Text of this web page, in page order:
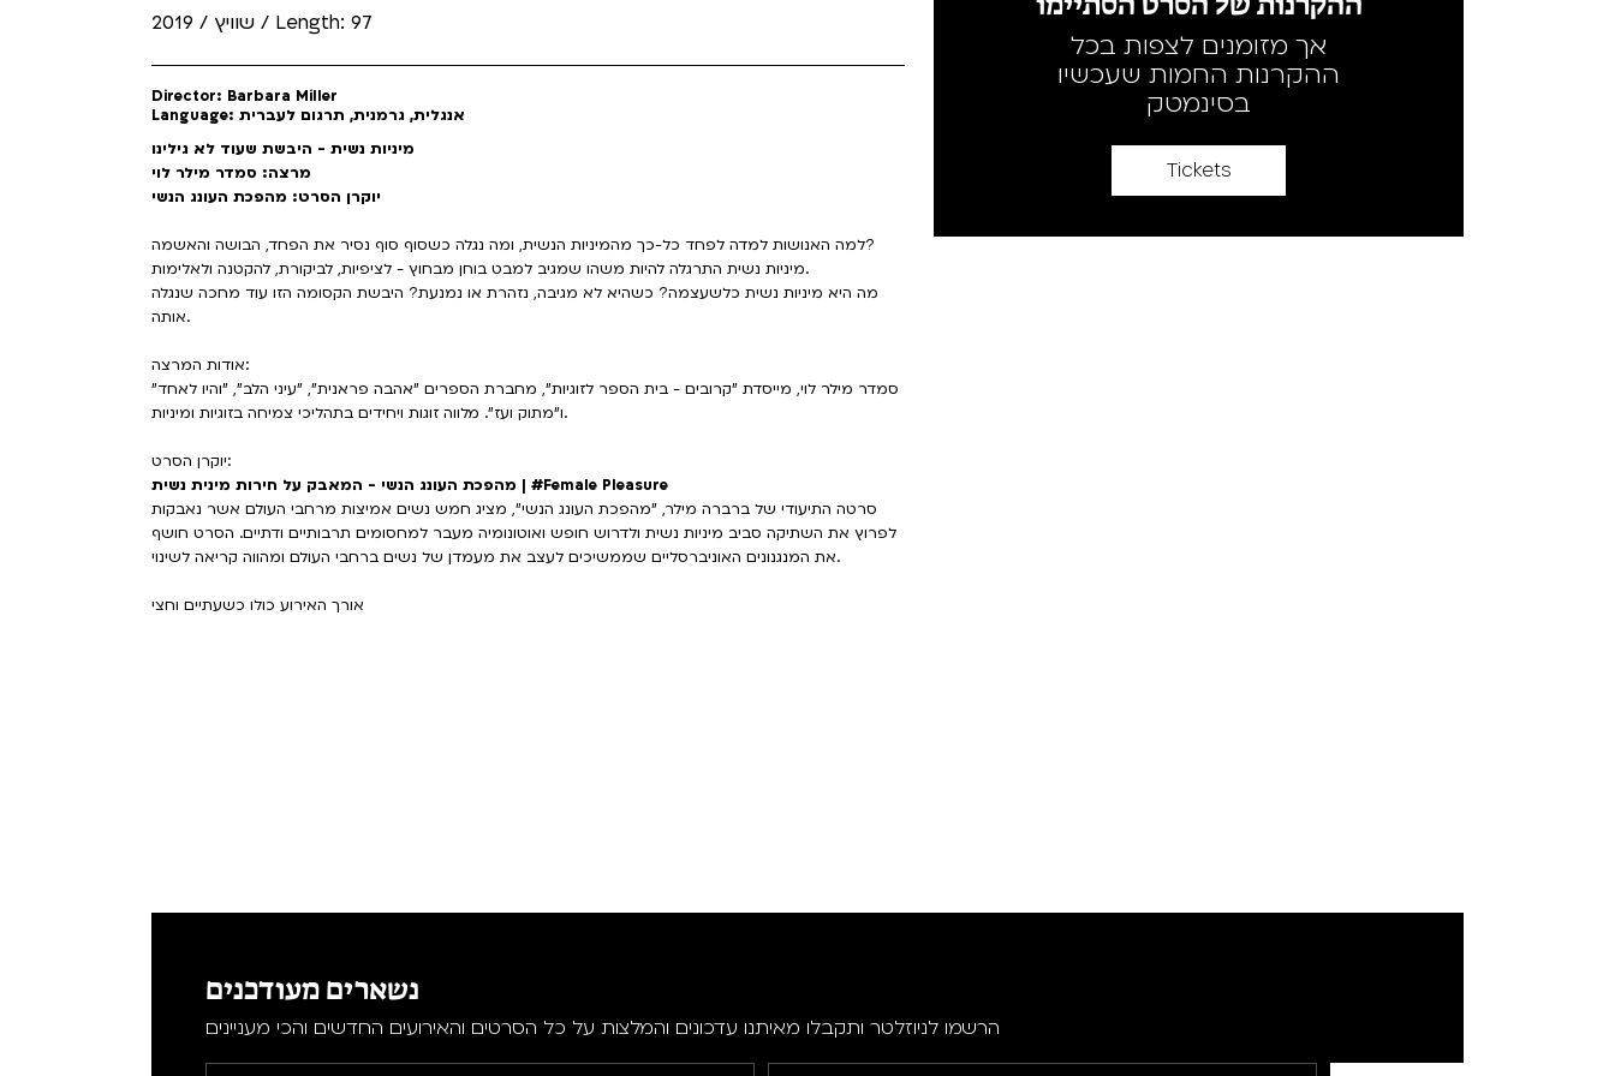
שוויץ / 2019 / Length: 97
Director: Barbara Miller
Language: אנגלית, גרמנית, תרגום לעברית
מיניות נשית - היבשת שעוד לא גילינו
מרצה: סמדר מילר לוי
יוקרן הסרט: מהפכת העונג הנשי
למה האנושות למדה לפחד כל-כך מהמיניות הנשית, ומה נגלה כשסוף סוף נסיר את הפחד, הבושה והאשמה?
מיניות נשית התרגלה להיות משהו שמגיב למבט בוחן מבחוץ - לציפיות, לביקורת, להקטנה ולאלימות.
מה היא מיניות נשית כלשעצמה? כשהיא לא מגיבה, נזהרת או נמנעת? היבשת הקסומה הזו עוד מחכה שנגלה
אותה.
אודות המרצה:
סמדר מילר לוי, מייסדת "קרובים - בית הספר לזוגיות", מחברת הספרים "אהבה פראנית", "עיני הלב", "והיו לאחד"
ו"מתוק ועז". מלווה זוגות ויחידים בתהליכי צמיחה בזוגיות ומיניות.
יוקרן הסרט:
מהפכת העונג הנשי - המאבק על חירות מינית נשית | #Female Pleasure
סרטה התיעודי של ברברה מילר, "מהפכת העונג הנשי", מציג חמש נשים אמיצות מרחבי העולם אשר נאבקות
לפרוץ את השתיקה סביב מיניות נשית ולדרוש חופש ואוטונומיה מעבר למחסומים תרבותיים ודתיים. הסרט חושף
את המנגנונים האוניברסליים שממשיכים לעצב את מעמדן של נשים ברחבי העולם ומהווה קריאה לשינוי.
אורך האירוע כולו כשעתיים וחצי
אך מזומנים לצפות בכל
ההקרנות החמות שעכשיו
בסינמטק
Tickets
נשארים מעודכנים
הרשמו לניוזלטר ותקבלו מאיתנו עדכונים והמלצות על כל הסרטים והאירועים החדשים והכי מעניינים